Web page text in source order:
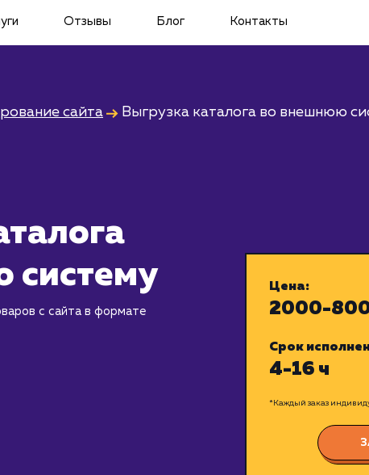
Отзывы Блог Контакты
сайта Выгрузка каталога во внешнюю
систему
с сайта в формате
Цена:
2000-
Срок
4-16 ч
*Каждый заказ